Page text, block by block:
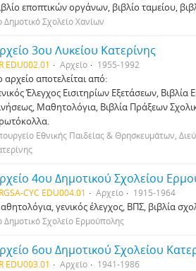
εποπτικών οργάνων, βιβλίο ταμείου,
Δημοτικό Σχολείο Χανίων
3ου Λυκείου Κατερίνης
EDU002.01 Αρχείο 1955-1992
αρχείο αποτελείται από:
Έλεγχος Εισιτηρίων Εξετάσεων, Βιβλία
Μαθητολόγια, Βιβλία Πράξεων
Εθνικής Παιδείας & Θρησκευμάτων,
4ου Δημοτικού Σχολείου
CYC EDU004.01 Αρχείο 1915-1964
γενικός έλεγχος, ΒΠΣ, βιβλία
Δημοτικό Σχολείο Ερμούπολης
6ου Δημοτικού Σχολείου
EDU003.01 Αρχείο 1941-1986